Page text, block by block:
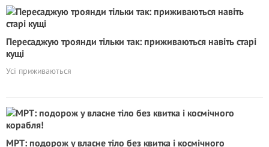
Пересаджую троянди тільки так: приживаються навіть старі
кущі
Усі приживаються
МРТ: подорож у власне тіло без квитка і космічного